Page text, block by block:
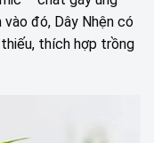
đó, Dây Nhện có
thích hợp trồng